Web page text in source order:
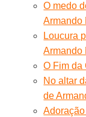
O medo
Armando
Loucura
Armando
O Fim da
No altar
de